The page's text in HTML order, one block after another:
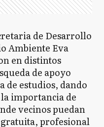
de Desarrollo
Ambiente Eva
en distintos
de apoyo
de estudios, dando
importancia de
vecinos puedan
gratuita, profesional